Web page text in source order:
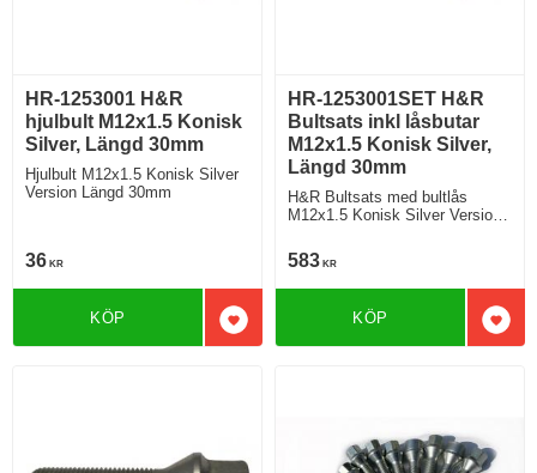
HR-1253001 H&R
hjulbult M12x1.5 Konisk
Silver, Längd 30mm
Hjulbult M12x1.5 Konisk Silver
Version Längd 30mm
36 KR
Lägg till i favoriter
KÖP
HR-1253001SET H&R
Bultsats inkl låsbutar
M12x1.5 Konisk Silver,
Längd 30mm
H&R Bultsats med bultlås
M12x1.5 Konisk Silver Version
583 KR
KÖP